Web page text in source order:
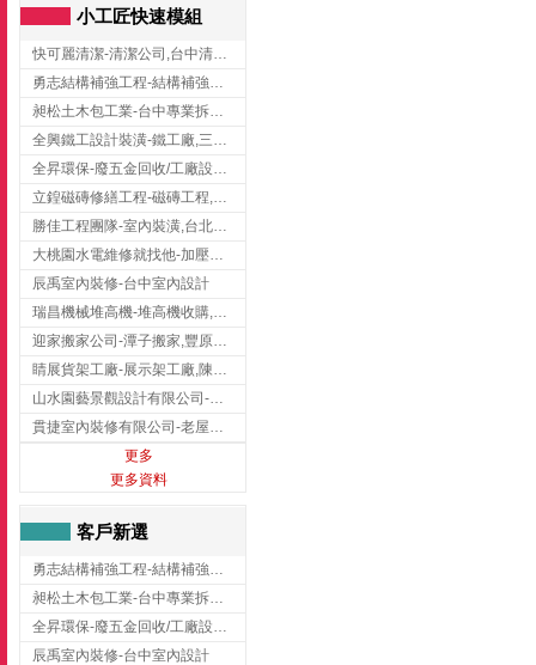
小工匠快速模組
快可麗清潔-清潔公司,台中清潔公司,台中居家清潔
勇志結構補強工程-結構補強工程 ,桃園結構補強工程,龍潭結構補強工程
昶松土木包工業-台中專業拆除工程/挖土機出租
全興鐵工設計裝潢-鐵工廠,三峽鐵工廠,台北鐵工廠
全昇環保-廢五金回收/工廠設備收購/機械設備回收/高價收購廠房設備
立鍠磁磚修繕工程-磁磚工程,磁磚修補,新竹磁磚工程
勝佳工程團隊-室內裝潢,台北房屋裝修,三重室內裝修
大桃園水電維修就找他-加壓馬達,抽水馬達,桃園水電行,中壢水電
辰禹室內裝修-台中室內設計
瑞昌機械堆高機-堆高機收購,新北市堆高機,桃園堆高機
迎家搬家公司-潭子搬家,豐原搬家,大雅搬家,大甲搬家,台中推薦搬家,台中搬家
睛展貨架工廠-展示架工廠,陳列架,台中展示架工廠
山水園藝景觀設計有限公司-景觀工程,景觀設計,新竹園藝工程,新竹景觀設計
貫捷室內裝修有限公司-老屋翻新工程,台中老屋翻新工程,台中舊屋翻新
更多
更多資料
客戶新選
勇志結構補強工程-結構補強工程 ,桃園結構補強工程,龍潭結構補強工程
昶松土木包工業-台中專業拆除工程/挖土機出租
全昇環保-廢五金回收/工廠設備收購/機械設備回收/高價收購廠房設備
辰禹室內裝修-台中室內設計